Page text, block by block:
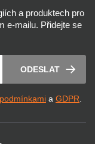
a produktech pro
e-mailu. Přidejte se
ODESLAT
a GDPR.